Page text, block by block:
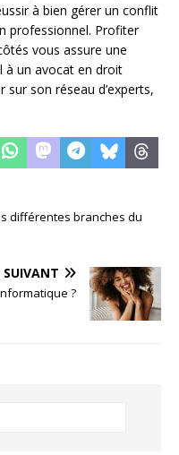
à bien gérer un conflit
professionnel. Profiter
vous assure une
à un avocat en droit
son réseau d’experts,
différentes branches du
SUIVANT
?